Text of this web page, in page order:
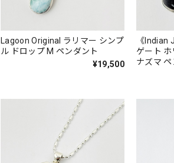
Lagoon Original ラリマー シンプ
ル ドロップ M ペンダント
¥19,500
《Indian
ゲート
ナズマ